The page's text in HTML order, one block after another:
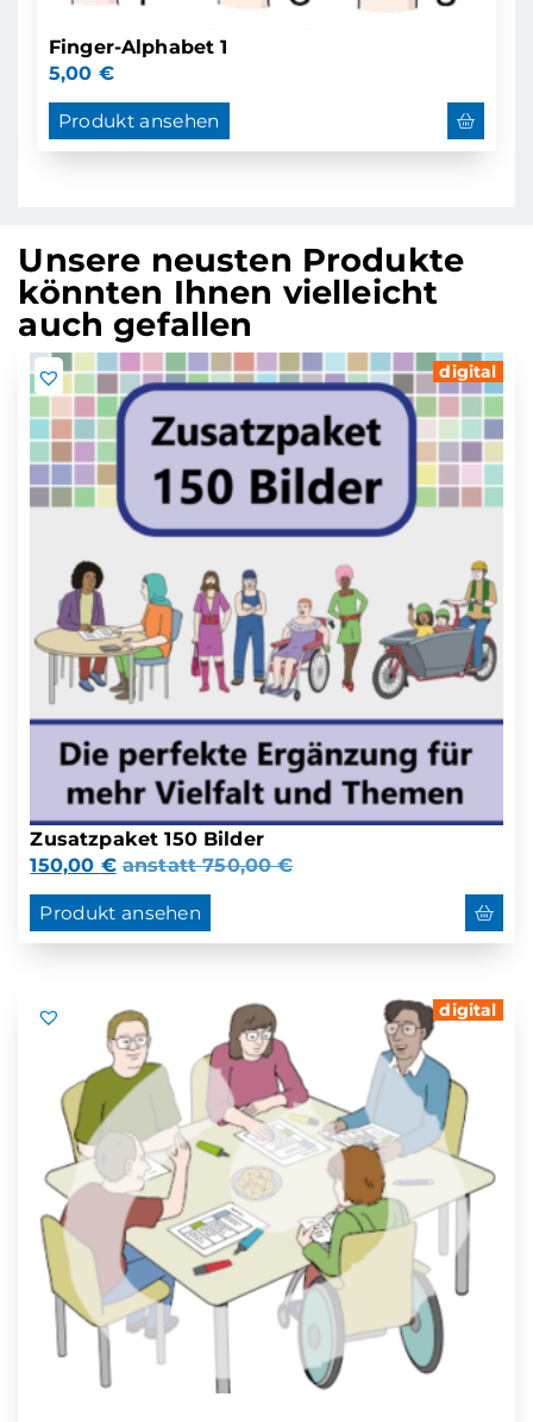
Finger-Alphabet 1
5,00 €
Produkt ansehen
Unsere neusten Produkte
könnten Ihnen vielleicht
auch gefallen
digital
Zusatzpaket 150 Bilder
150,00 € anstatt750,00€
Produkt ansehen
digital